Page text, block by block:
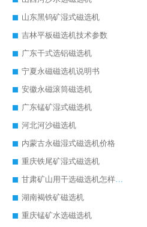
山东黑钨矿湿式磁选机
吉林平板磁选机技术参数
广东干式选铝磁选机
宁夏永磁磁选机说明书
安徽永磁滚筒磁选机
广东锰矿湿式磁选机
河北河沙磁选机
内蒙古永磁湿式磁选机价格
重庆铁尾矿湿式磁选机
甘肃矿山用干选磁选机怎样调磁
湖南褐铁矿磁选机
重庆锰矿水选磁选机